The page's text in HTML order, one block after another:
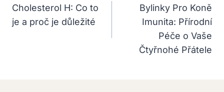
Pro
Příspěvek
Cholesterol H: Co to
je a proč je důležité
Bylinky Pro Koně
Imunita: Přírodní
Péče o Vaše
Čtyřnohé Přátele